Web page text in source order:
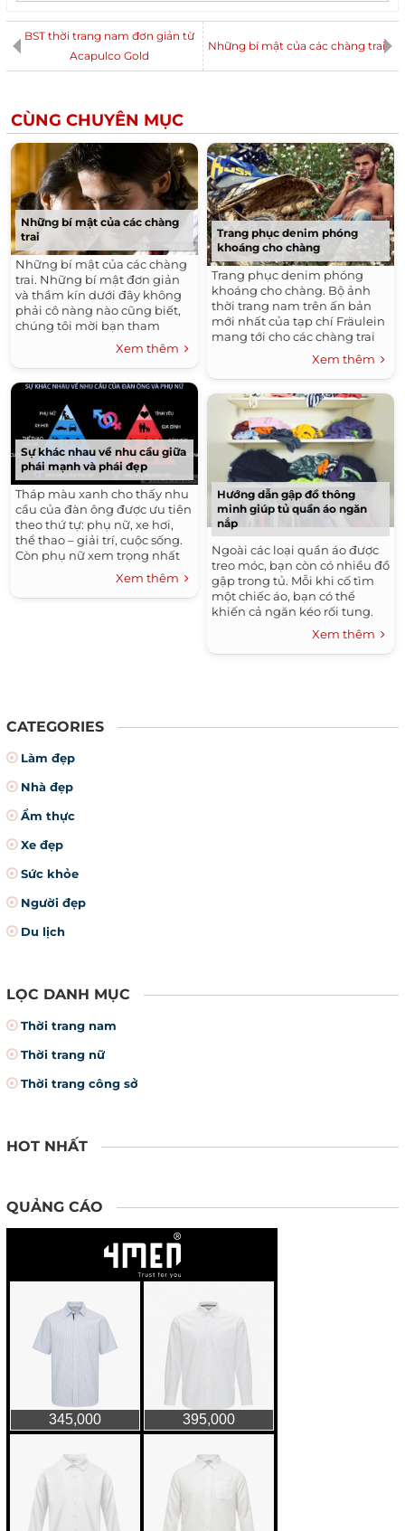
BST thời trang nam đơn giản từ
Acapulco Gold
Những bí mật của các chàng trai
CÙNG CHUYÊN MỤC
Những bí mật của các chàng
trai
Những bí mật của các chàng
trai. Những bí mật đơn giản
và thầm kín dưới đây không
phải cô nàng nào cũng biết,
chúng tôi mời bạn tham
khảo để hiểu hơn về chàng
trai của mình. 1. Đàn...
Xem thêm
Sự khác nhau về nhu cầu giữa
phái mạnh và phái đẹp
Tháp màu xanh cho thấy nhu
cầu của đàn ông được ưu tiên
theo thứ tự: phụ nữ, xe hơi,
thể thao – giải trí, cuộc sống.
Còn phụ nữ xem trọng nhất
là: tình yêu, gia đình, cảm xúc
Xem thêm
Trang phục denim phóng
khoáng cho chàng
Trang phục denim phóng
khoáng cho chàng. Bộ ảnh
thời trang nam trên ấn bản
mới nhất của tạp chí Fräulein
mang tới cho các chàng trai
trẻ yêu mô tô những gợi ý mix
đồ cực chất và hết sức phóng
Xem thêm
Hướng dẫn gập đồ thông
minh giúp tủ quần áo ngăn
nắp
Ngoài các loại quần áo được
treo móc, bạn còn có nhiều đồ
gập trong tủ. Mỗi khi cố tìm
một chiếc áo, bạn có thể
khiến cả ngăn kéo rối tung.
Xem thêm
CATEGORIES
Làm đẹp
Nhà đẹp
Ẩm thực
Xe đẹp
Sức khỏe
Người đẹp
Du lịch
LỌC DANH MỤC
Thời trang nam
Thời trang nữ
Thời trang công sở
HOT NHẤT
QUẢNG CÁO